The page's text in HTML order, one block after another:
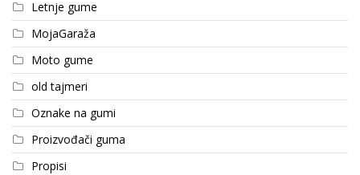
Letnje gume
MojaGaraža
Moto gume
old tajmeri
Oznake na gumi
Proizvođači guma
Propisi